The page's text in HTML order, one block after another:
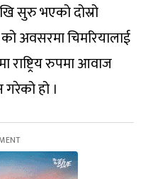
सुरु भएको दोस्रो
अवसरमा चिमरियालाई
राष्ट्रिय रुपमा आवाज
हो ।